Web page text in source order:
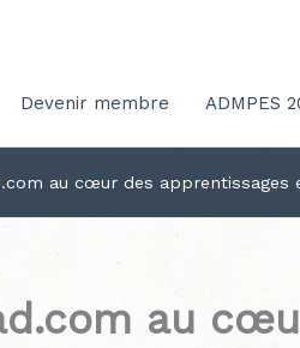
Devenir membre ADMPES
au cœur des apprentissages
au